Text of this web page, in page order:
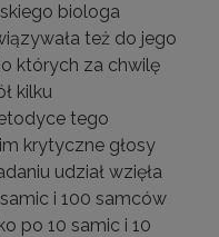
biologa
też do jego
których za chwilę
kilku
tego
krytyczne głosy
udział wzięła
i 100 samców
po 10 samic i 10